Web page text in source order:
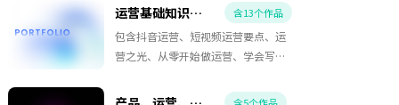
运营基础知识总结、书籍汇总 含13个作品
包含抖音运营、短视频运营要点、运
营之光、从零开始做运营、学会写作
等
含5个作品